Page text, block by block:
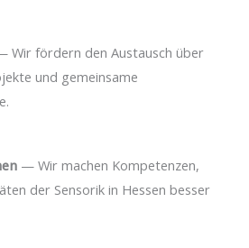
fördern den Austausch über
und gemeinsame
— Wir machen Kompetenzen,
der Sensorik in Hessen besser